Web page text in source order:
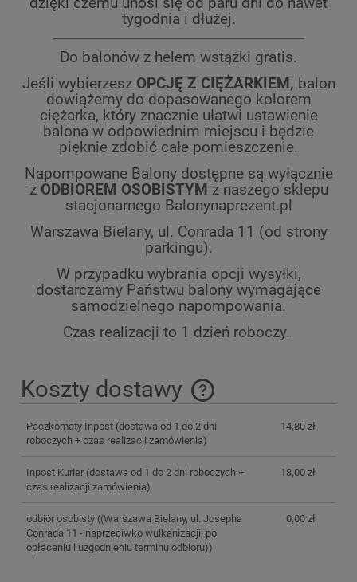
tygodnia i dłużej.
Do balonów z helem wstążki gratis.
Jeśli wybierzesz OPCJĘ Z CIĘŻARKIEM, balon
dowiążemy do dopasowanego kolorem
ciężarka, który znacznie ułatwi ustawienie
balona w odpowiednim miejscu i będzie
pięknie zdobić całe pomieszczenie.
Napompowane Balony dostępne są wyłącznie
z ODBIOREM OSOBISTYM z naszego sklepu
stacjonarnego Balonynaprezent.pl
Warszawa Bielany, ul. Conrada 11 (od strony
parkingu).
W przypadku wybrania opcji wysyłki,
dostarczamy Państwu balony wymagające
samodzielnego napompowania.
Czas realizacji to 1 dzień roboczy.
Koszty dostawy
Cena nie zawiera ewentualnych kosztów płatności
Paczkomaty Inpost(dostawa od 1 do 2 dni
roboczych + czas realizacji zamówienia)
14,80 zł
Inpost Kurier(dostawa od 1 do 2 dni roboczych +
czas realizacji zamówienia)
18,00 zł
odbiór osobisty((Warszawa Bielany, ul. Josepha
Conrada 11 - naprzeciwko wulkanizacji, po
opłaceniu i uzgodnieniu terminu odbioru))
0,00 zł